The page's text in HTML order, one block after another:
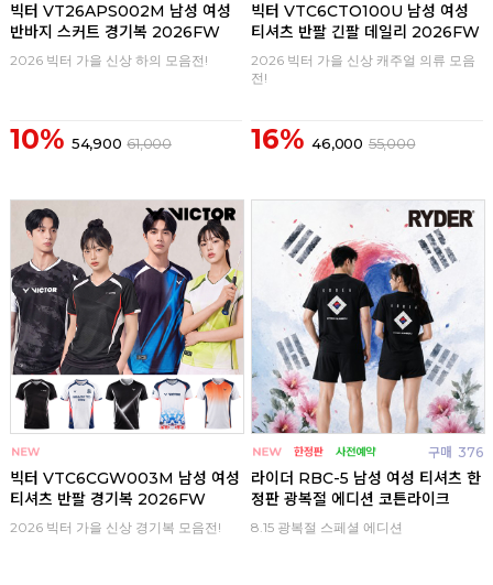
빅터 VT26APS002M 남성 여성
반바지 스커트 경기복 2026FW
2026 빅터 가을 신상 하의 모음전!
10% 54,900 61,000
빅터 VTC6CTO100U 남성 여성
티셔츠 반팔 긴팔 데일리 2026FW
2026 빅터 가을 신상 캐주얼 의류 모음
전!
16% 46,000 55,000
빅터 VTC6CGW003M 남성 여성
티셔츠 반팔 경기복 2026FW
2026 빅터 가을 신상 경기복 모음전!
구매 376
라이더 RBC-5 남성 여성 티셔츠 한
정판 광복절 에디션 코튼라이크
8.15 광복절 스페셜 에디션